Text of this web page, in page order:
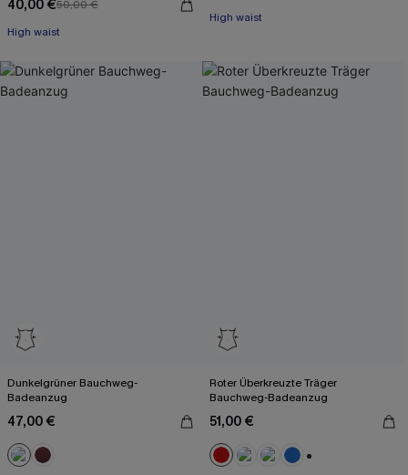
40,00 €50,00 €
High waist
High waist
Dunkelgrüner Bauchweg-
Badeanzug
47,00 €
Roter Überkreuzte Träger
Bauchweg-Badeanzug
51,00 €